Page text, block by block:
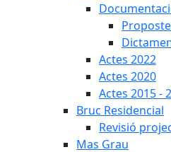
Actes 2022
Actes 2020
Actes 2015 -
Bruc Residencial
Revisió
Mas Grau